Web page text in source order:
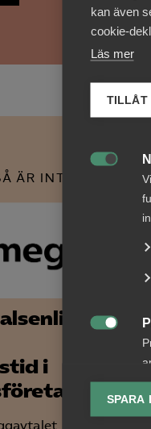
kan även
cookie-
Läs mer
TILLÅT
SPARA
ÄR INTRESSERAD
i